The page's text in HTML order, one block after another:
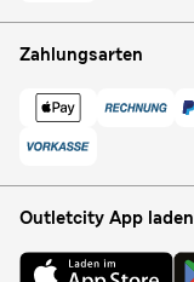
Zahlungsarten
Outletcity App laden